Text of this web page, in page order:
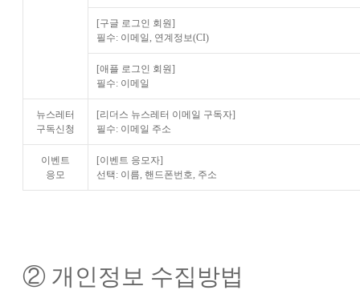
[구글 로그인 회원]
필수: 이메일, 연계정보(CI)
[애플 로그인 회원]
필수: 이메일
뉴스레터
구독신청
[리더스 뉴스레터 이메일 구독자]
필수: 이메일 주소
이벤트
응모
[이벤트 응모자]
선택: 이름, 핸드폰번호, 주소
② 개인정보 수집방법